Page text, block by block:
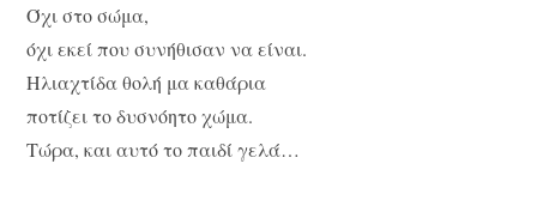
Όχι στο σώμα,
όχι εκεί που συνήθισαν να είναι.
Ηλιαχτίδα θολή μα καθάρια
ποτίζει το δυσνόητο χώμα.
Τώρα, και αυτό το παιδί γελά…